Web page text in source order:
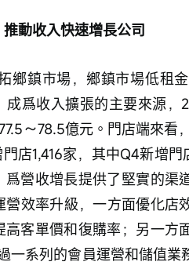
動收入快速增長公司
鄉鎮市場，鄉鎮市場低租
成爲收入擴張的主要來源，
～78.5億元。門店端來
店1,416家，其中Q4新增
爲營收增長提供了堅實的渠
效率升級，一方面優化店
高客單價和復購率；另一方
一系列的會員運營和儲值業